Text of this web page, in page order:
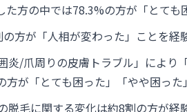
た方の中では78.3%の方が「とても
方が「人相が変わった」ことを経
炎/爪周りの皮膚トラブル」によ
が「とても困った」「やや困った
脱毛に関する変化は約8割の方が経